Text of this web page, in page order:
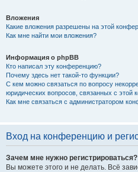
Вложения
Какие вложения разрешены на этой
Как мне найти мои вложения?
Информация о phpBB
Кто написал эту конференцию?
Почему здесь нет такой-то функции?
С кем можно связаться по вопросу
юридических вопросов, связанных с этой
Как мне связаться с администратором
Вход на конференцию и
Зачем мне нужно регистрироваться?
Вы можете этого и не делать. Всё